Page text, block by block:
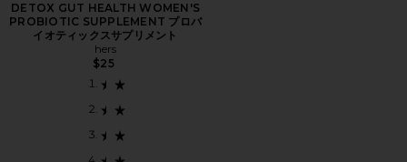
DETOX GUT HEALTH WOMEN'S
PROBIOTIC SUPPLEMENT プロバ
イオティックスサプリメント
hers
$25